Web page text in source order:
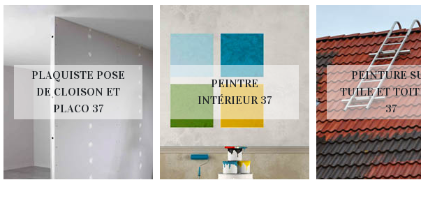
PLAQUISTE POSE
DE CLOISON ET
PLACO 37
PEINTRE
INTÉRIEUR 37
PEINTURE
TUILE ET
37